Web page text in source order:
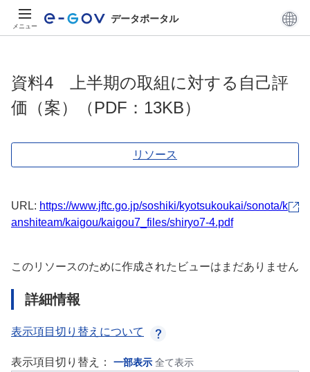
メニュー
データポータル
資料4 上半期の取組に対する自己評
価（案）（PDF：13KB）
リソース
URL: https://www.jftc.go.jp/soshiki/kyotsukoukai/sonota/k
anshiteam/kaigou/kaigou7_files/shiryo7-4.pdf
このリソースのために作成されたビューはまだありません
詳細情報
表示項目切り替えについて
表示項目切り替え： 一部表示 全て表示